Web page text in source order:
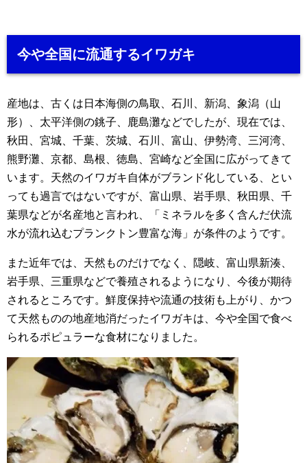
今や全国に流通するイワガキ
産地は、古くは日本海側の鳥取、石川、新潟、象潟（山
形）、太平洋側の銚子、鹿島灘などでしたが、現在では、
秋田、宮城、千葉、茨城、石川、富山、伊勢湾、三河湾、
熊野灘、京都、島根、徳島、宮崎など全国に広がってきて
います。天然のイワガキ自体がブランド化している、とい
っても過言ではないですが、富山県、岩手県、秋田県、千
葉県などが名産地と言われ、「ミネラルを多く含んだ伏流
水が流れ込むプランクトン豊富な海」が条件のようです。
また近年では、天然ものだけでなく、隠岐、富山県新湊、
岩手県、三重県などで養殖されるようになり、今後が期待
されるところです。鮮度保持や流通の技術も上がり、かつ
て天然ものの地産地消だったイワガキは、今や全国で食べ
られるポピュラーな食材になりました。